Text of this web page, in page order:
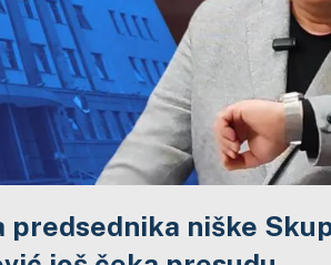
predsednika niške